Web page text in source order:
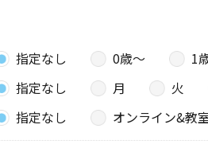
指定なし 0歳〜 1
指定なし 月 火
指定なし オンライン&教